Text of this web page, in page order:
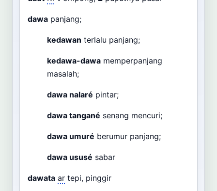
dawa panjang;
kedawan terlalu panjang;
kedawa-dawa memperpanjang
masalah;
dawa nalaré pintar;
dawa tangané senang mencuri;
dawa umuré berumur panjang;
dawa ususé sabar
dawata ar tepi, pinggir